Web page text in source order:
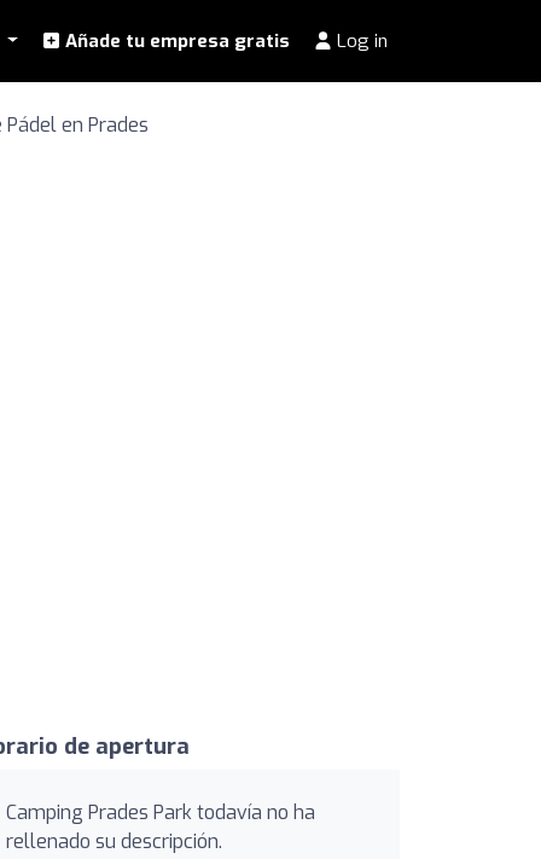
Añade tu empresa gratis Log in
Pádel en Prades
de apertura
Camping Prades Park todavía no ha
rellenado su descripción.